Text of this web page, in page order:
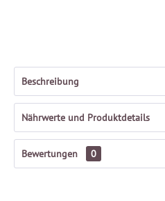
Beschreibung
Nährwerte und Produktdetails
Bewertungen 0